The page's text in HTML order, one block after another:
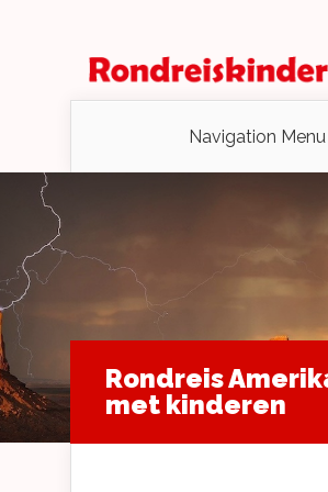
Navigation Menu
Rondreis
met kinderen